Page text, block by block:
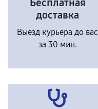
Бесплатная
доставка
Выезд курьера до вас
за 30 мин.